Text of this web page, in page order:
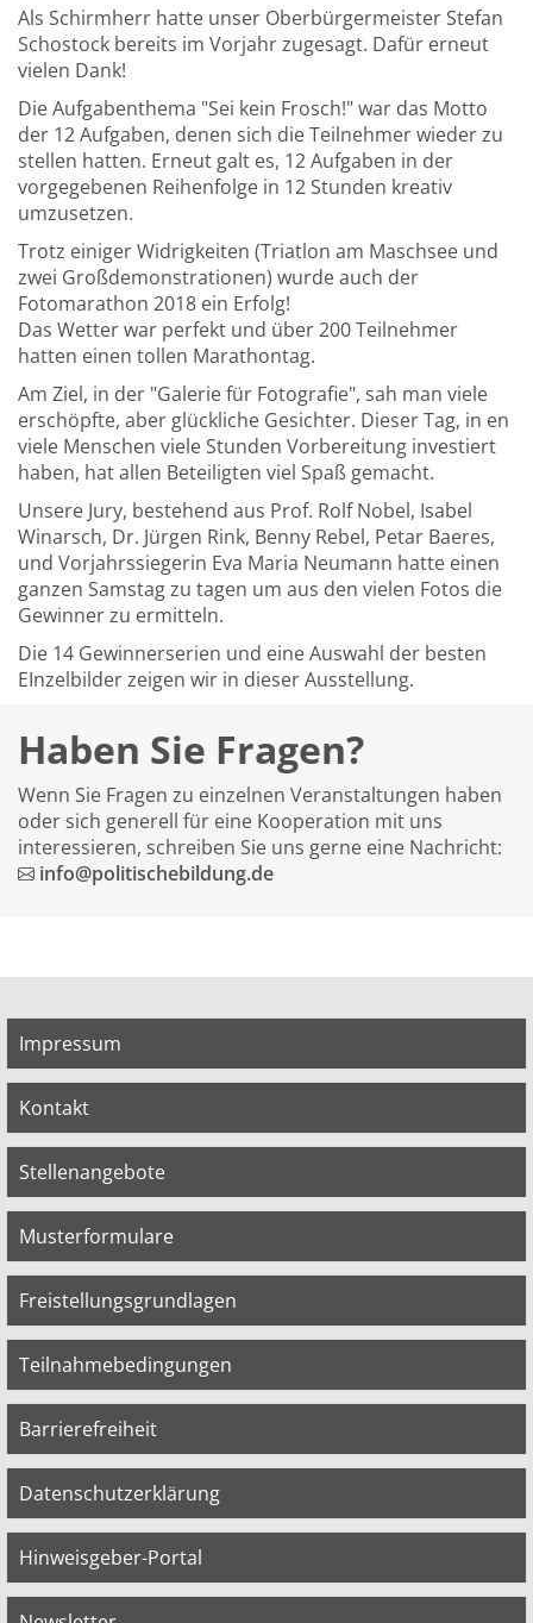
Als Schirmherr hatte unser Oberbürgermeister Stefan
Schostock bereits im Vorjahr zugesagt. Dafür erneut
vielen Dank!
Die Aufgabenthema "Sei kein Frosch!" war das Motto
der 12 Aufgaben, denen sich die Teilnehmer wieder zu
stellen hatten. Erneut galt es, 12 Aufgaben in der
vorgegebenen Reihenfolge in 12 Stunden kreativ
umzusetzen.
Trotz einiger Widrigkeiten (Triatlon am Maschsee und
zwei Großdemonstrationen) wurde auch der
Fotomarathon 2018 ein Erfolg!
Das Wetter war perfekt und über 200 Teilnehmer
hatten einen tollen Marathontag.
Am Ziel, in der "Galerie für Fotografie", sah man viele
erschöpfte, aber glückliche Gesichter. Dieser Tag, in en
viele Menschen viele Stunden Vorbereitung investiert
haben, hat allen Beteiligten viel Spaß gemacht.
Unsere Jury, bestehend aus Prof. Rolf Nobel, Isabel
Winarsch, Dr. Jürgen Rink, Benny Rebel, Petar Baeres,
und Vorjahrssiegerin Eva Maria Neumann hatte einen
ganzen Samstag zu tagen um aus den vielen Fotos die
Gewinner zu ermitteln.
Die 14 Gewinnerserien und eine Auswahl der besten
EInzelbilder zeigen wir in dieser Ausstellung.
Haben Sie Fragen?
Wenn Sie Fragen zu einzelnen Veranstaltungen haben
oder sich generell für eine Kooperation mit uns
interessieren, schreiben Sie uns gerne eine Nachricht:
info@politischebildung.de
Impressum
Kontakt
Stellenangebote
Musterformulare
Freistellungsgrundlagen
Teilnahmebedingungen
Barrierefreiheit
Datenschutzerklärung
Hinweisgeber-Portal